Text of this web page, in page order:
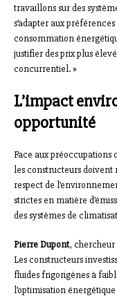
travaillons sur des
s’adapter aux
consommation
justifier des prix plus
concurrentiel. »
L’impact
opportunité
Face aux préoccupations
les constructeurs
respect de
strictes en matière
des systèmes de
Pierre Dupont, chercheur
Les constructeurs
fluides frigorigènes à
l’optimisation